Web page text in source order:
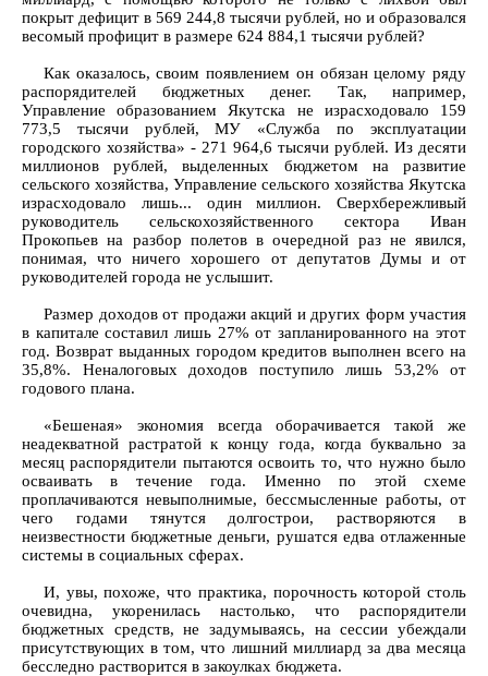
покрыт дефицит в 569 244,8 тысячи рублей, но и образовался
весомый профицит в размере 624 884,1 тысячи рублей?
Как оказалось, своим появлением он обязан целому ряду
распорядителей бюджетных денег. Так, например,
Управление образованием Якутска не израсходовало 159
773,5 тысячи рублей, МУ «Служба по эксплуатации
городского хозяйства» - 271 964,6 тысячи рублей. Из десяти
миллионов рублей, выделенных бюджетом на развитие
сельского хозяйства, Управление сельского хозяйства Якутска
израсходовало лишь... один миллион. Сверхбережливый
руководитель сельскохозяйственного сектора Иван
Прокопьев на разбор полетов в очередной раз не явился,
понимая, что ничего хорошего от депутатов Думы и от
руководителей города не услышит.
Размер доходов от продажи акций и других форм участия
в капитале составил лишь 27% от запланированного на этот
год. Возврат выданных городом кредитов выполнен всего на
35,8%. Неналоговых доходов поступило лишь 53,2% от
годового плана.
«Бешеная» экономия всегда оборачивается такой же
неадекватной растратой к концу года, когда буквально за
месяц распорядители пытаются освоить то, что нужно было
осваивать в течение года. Именно по этой схеме
проплачиваются невыполнимые, бессмысленные работы, от
чего годами тянутся долгострои, растворяются в
неизвестности бюджетные деньги, рушатся едва отлаженные
системы в социальных сферах.
И, увы, похоже, что практика, порочность которой столь
очевидна, укоренилась настолько, что распорядители
бюджетных средств, не задумываясь, на сессии убеждали
присутствующих в том, что лишний миллиард за два месяца
бесследно растворится в закоулках бюджета.